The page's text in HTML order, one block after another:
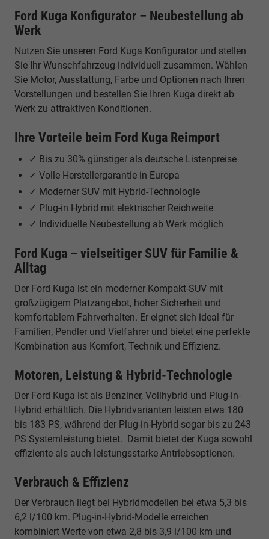
Ford Kuga Konfigurator – Neubestellung ab
Werk
Nutzen Sie unseren Ford Kuga Konfigurator und stellen
Sie Ihr Wunschfahrzeug individuell zusammen. Wählen
Sie Motor, Ausstattung, Farbe und Optionen nach Ihren
Vorstellungen und bestellen Sie Ihren Kuga direkt ab
Werk zu attraktiven Konditionen.
Ihre Vorteile beim Ford Kuga Reimport
✓ Bis zu 30% günstiger als deutsche Listenpreise
✓ Volle Herstellergarantie in Europa
✓ Moderner SUV mit Hybrid-Technologie
✓ Plug-in Hybrid mit elektrischer Reichweite
✓ Individuelle Neubestellung ab Werk möglich
Ford Kuga – vielseitiger SUV für Familie &
Alltag
Der Ford Kuga ist ein moderner Kompakt-SUV mit
großzügigem Platzangebot, hoher Sicherheit und
komfortablem Fahrverhalten. Er eignet sich ideal für
Familien, Pendler und Vielfahrer und bietet eine perfekte
Kombination aus Komfort, Technik und Effizienz.
Motoren, Leistung & Hybrid-Technologie
Der Ford Kuga ist als Benziner, Vollhybrid und Plug-in-
Hybrid erhältlich. Die Hybridvarianten leisten etwa 180
bis 183 PS, während der Plug-in-Hybrid sogar bis zu 243
PS Systemleistung bietet. Damit bietet der Kuga sowohl
effiziente als auch leistungsstarke Antriebsoptionen.
Verbrauch & Effizienz
Der Verbrauch liegt bei Hybridmodellen bei etwa 5,3 bis
6,2 l/100 km. Plug-in-Hybrid-Modelle erreichen
kombiniert Werte von etwa 2,8 bis 3,9 l/100 km und